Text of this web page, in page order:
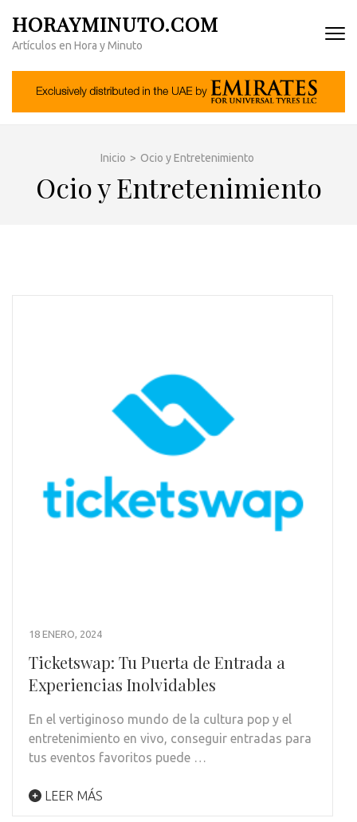
contenido
HORAYMINUTO.COM
Artículos en Hora y Minuto
Inicio > Ocio y Entretenimiento
Ocio y Entretenimiento
18 ENERO, 2024
Ticketswap: Tu Puerta de Entrada a
Experiencias Inolvidables
En el vertiginoso mundo de la cultura pop y el
entretenimiento en vivo, conseguir entradas para
tus eventos favoritos puede …
LEER MÁS